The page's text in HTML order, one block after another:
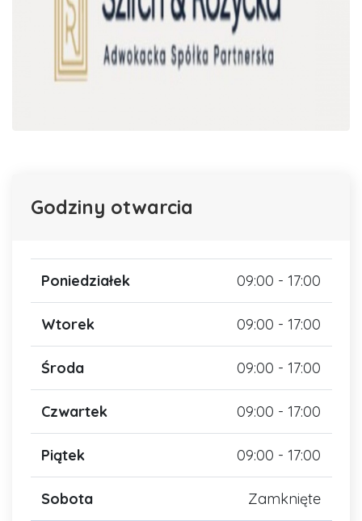
Godziny otwarcia
Poniedziałek 09:00 - 17:00
Wtorek 09:00 - 17:00
Środa 09:00 - 17:00
Czwartek 09:00 - 17:00
Piątek 09:00 - 17:00
Sobota Zamknięte